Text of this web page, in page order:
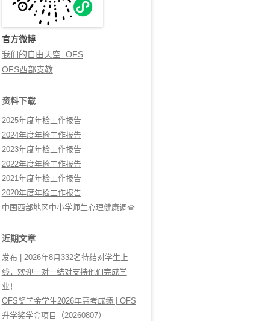
官方微博
我们的自由天空_OFS
OFS西部支教
资料下载
2025年度年检工作报告
2024年度年检工作报告
2023年度年检工作报告
2022年度年检工作报告
2021年度年检工作报告
2020年度年检工作报告
中国西部地区中小学师生心理健康调查
近期文章
发布 | 2026年8月332名待结对学生上
线，欢迎一对一结对支持他们完成学
业！
OFS奖学金学生2026年高考成绩 | OFS
升学奖学金项目（20260807）